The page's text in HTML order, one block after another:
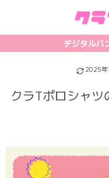
デジタルパ
2025
クラTポロシャ
初めて
クラスTシャツの注文方法
料金について
お支払い方法について
カテゴ
ホッケーユニフォーム
バスケユニフォーム
特集記
【最新】流行りの背ネーム特集
【インスタ映え】おすすめクラ
韓国パロディ人気デザイン特集
プリン
フォントを選ぶ
シルクスクリーンについて